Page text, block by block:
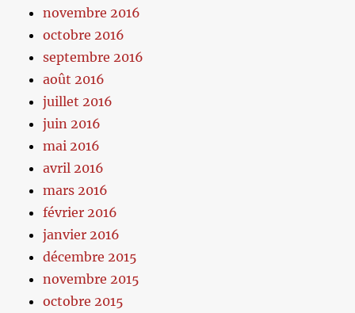
novembre 2016
octobre 2016
septembre 2016
août 2016
juillet 2016
juin 2016
mai 2016
avril 2016
mars 2016
février 2016
janvier 2016
décembre 2015
novembre 2015
octobre 2015